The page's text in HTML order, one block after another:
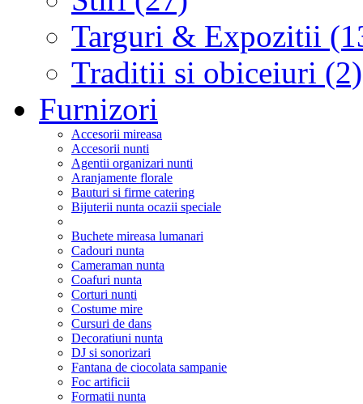
Targuri & Expozitii
Traditii si obiceiuri (2)
Furnizori
Accesorii mireasa
Accesorii nunti
Agentii organizari nunti
Aranjamente florale
Bauturi si firme catering
Bijuterii nunta ocazii speciale
Buchete mireasa lumanari
Cadouri nunta
Cameraman nunta
Coafuri nunta
Corturi nunti
Costume mire
Cursuri de dans
Decoratiuni nunta
DJ si sonorizari
Fantana de ciocolata sampanie
Foc artificii
Formatii nunta